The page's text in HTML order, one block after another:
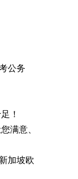
公务
！
满意、
加坡欧